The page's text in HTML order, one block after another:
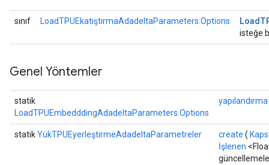
sınıf LoadTPUEkatıştırmaAdadeltaParameters.Options Load
isteğe
Genel Yöntemler
statik
LoadTPUEmbedddingAdadeltaParameters.Options
yapılandırma
statikYükTPUEyerleştirmeAdadeltaParametreler create (
İşlenen